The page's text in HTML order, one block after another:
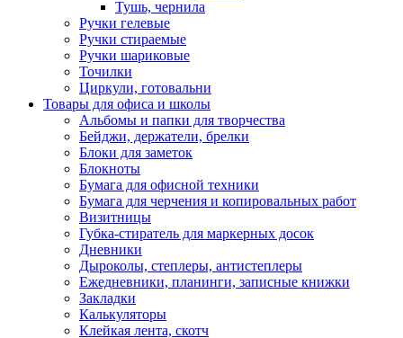
Тушь, чернила
Ручки гелевые
Ручки стираемые
Ручки шариковые
Точилки
Циркули, готовальни
Товары для офиса и школы
Альбомы и папки для творчества
Бейджи, держатели, брелки
Блоки для заметок
Блокноты
Бумага для офисной техники
Бумага для черчения и копировальных работ
Визитницы
Губка-стиратель для маркерных досок
Дневники
Дыроколы, степлеры, антистеплеры
Ежедневники, планинги, записные книжки
Закладки
Калькуляторы
Клейкая лента, скотч